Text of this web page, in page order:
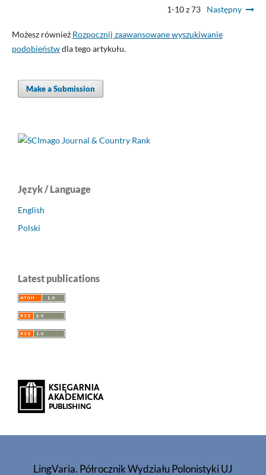
1-10 z 73 Następny
Możesz również Rozpocznij zaawansowane wyszukiwanie
podobieństwdla tego artykułu.
Make a Submission
Język / Language
English
Polski
Latest publications
LingVaria. Półrocznik Wydziału Polonistyki UJ